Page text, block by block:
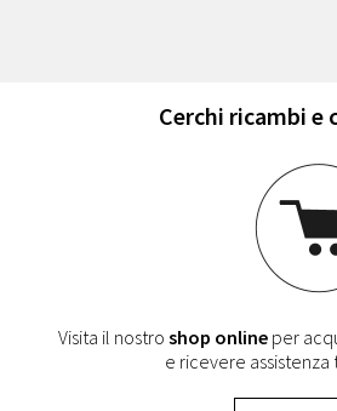
Cerchi ricambi e
Visita il nostro shop onlineper
e ricevere